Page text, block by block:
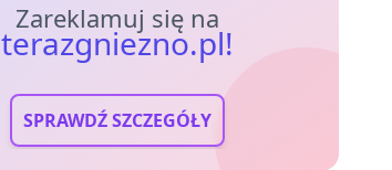
Zareklamuj się na
terazgniezno.pl!
SPRAWDŹ SZCZEGÓŁY